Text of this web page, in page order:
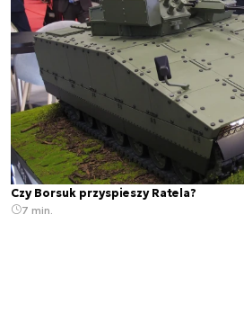
Czy Borsuk przyspieszy Ratela?
7 min.